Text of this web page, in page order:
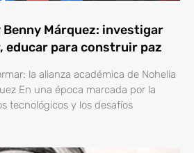
Márquez: investigar
educar para construir paz
la alianza académica de Nohelia
En una época marcada por la
tecnológicos y los desafíos